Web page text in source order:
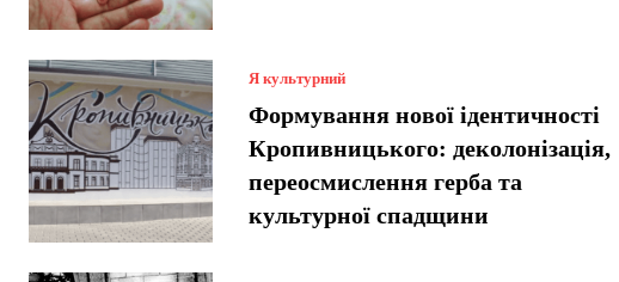
Я культурний
Формування нової ідентичності
Кропивницького: деколонізація,
переосмислення герба та
культурної спадщини